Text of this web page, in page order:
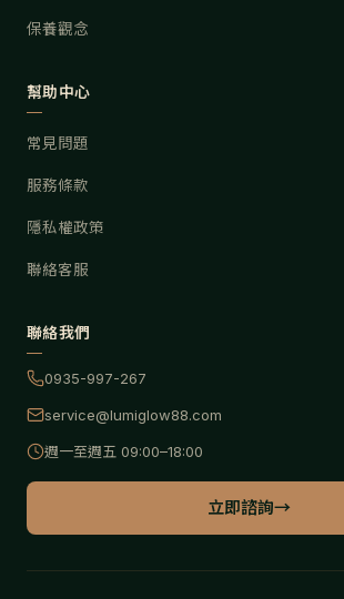
保養觀念
幫助中心
常見問題
服務條款
隱私權政策
聯絡客服
聯絡我們
0935-997-267
service@lumiglow88.com
週一至週五 09:00–18:00
立即諮詢→